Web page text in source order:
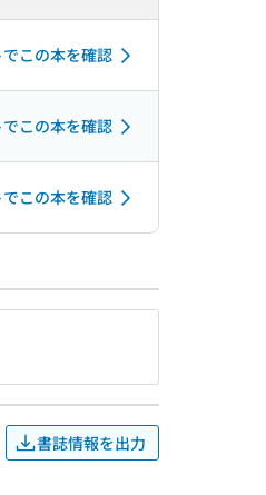
この本を確認
この本を確認
この本を確認
書誌情報を出力